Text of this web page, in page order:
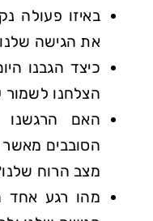
באיזו פעולה
את הגישה
כיצד הגבנו
הצלחנו לשמור
האם הרגשנו
הסובבים
מצב הרוח
מהו רגע אחד